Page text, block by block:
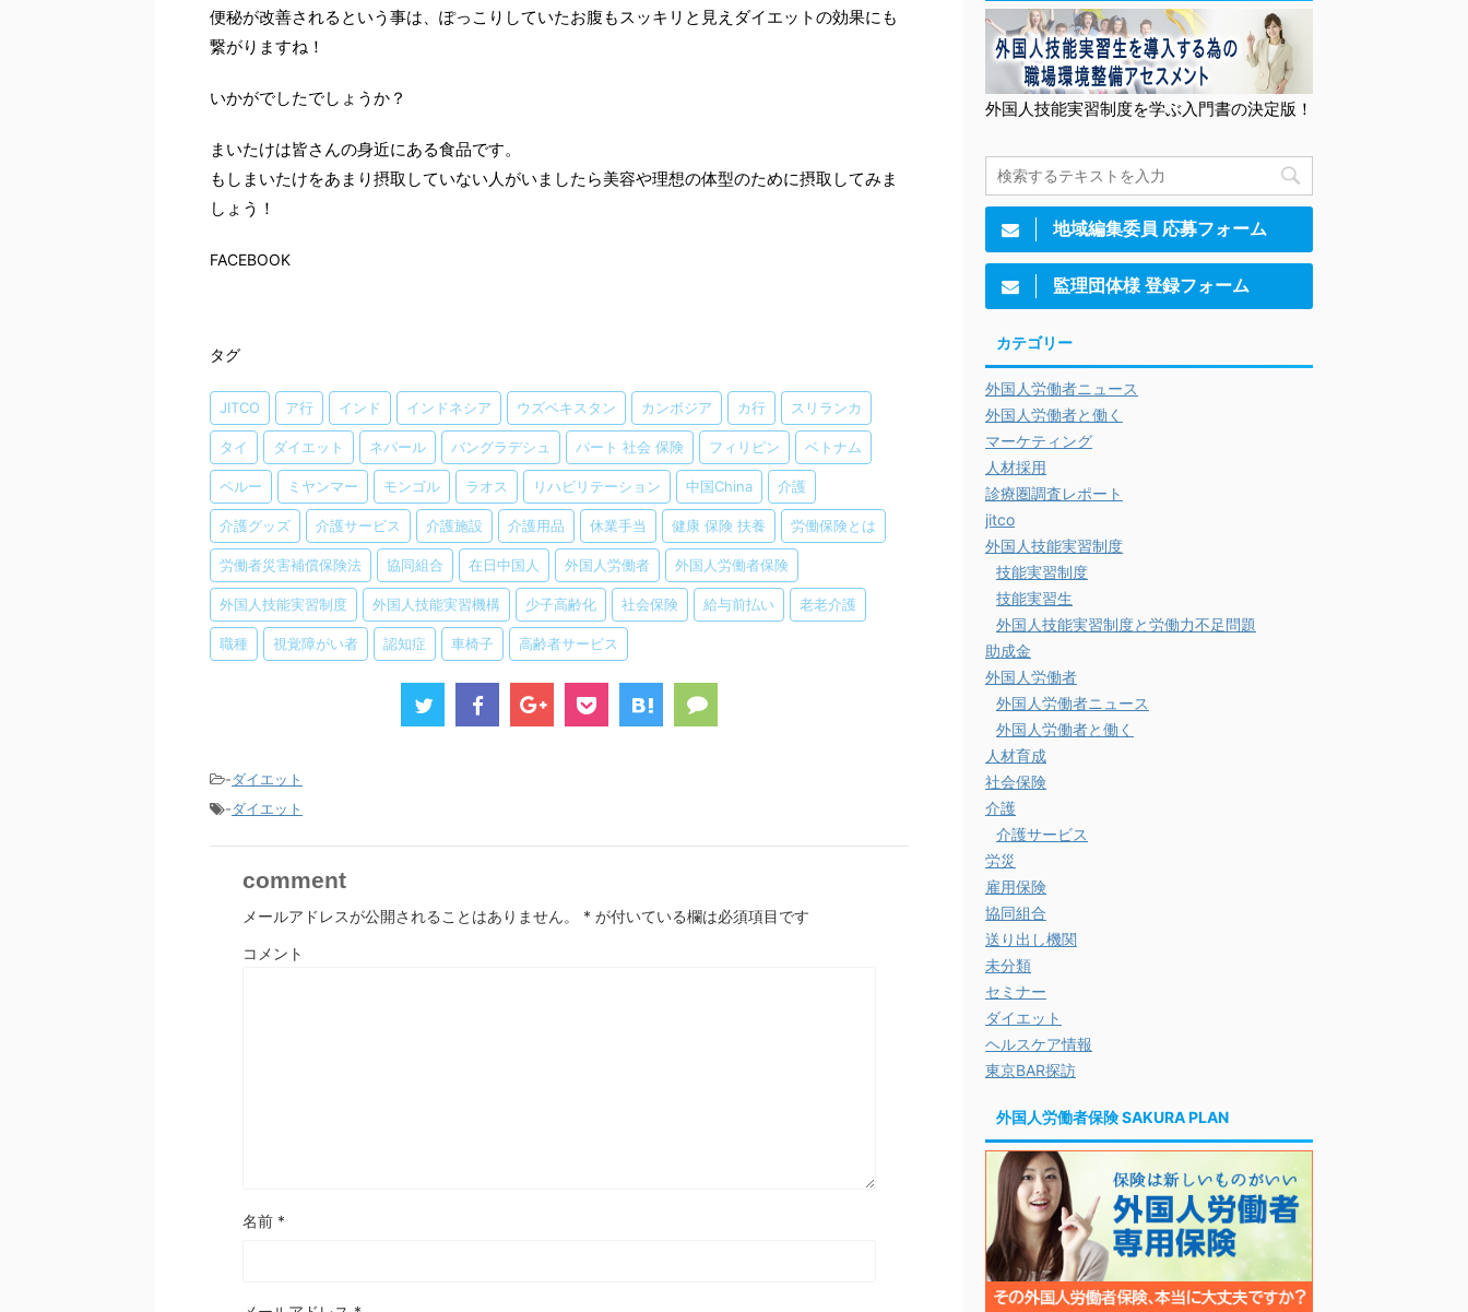
便秘が改善されるという事は、ぽっこりしていたお腹もスッキリと見えダイエットの効果にも
繋がりますね！
いかがでしたでしょうか？
まいたけは皆さんの身近にある食品です。
もしまいたけをあまり摂取していない人がいましたら美容や理想の体型のために摂取してみま
しょう！
FACEBOOK
タグ
JITCO ア行 インド インドネシア ウズベキスタン カンボジア カ行 スリランカ
タイ ダイエット ネパール バングラデシュ パート 社会 保険 フィリピン ベトナム
ペルー ミヤンマー モンゴル ラオス リハビリテーション 中国China 介護
介護グッズ 介護サービス 介護施設 介護用品 休業手当 健康 保険 扶養 労働保険とは
労働者災害補償保険法 協同組合 在日中国人 外国人労働者 外国人労働者保険
外国人技能実習制度 外国人技能実習機構 少子高齢化 社会保険 給与前払い 老老介護
職種 視覚障がい者 認知症 車椅子 高齢者サービス
-ダイエット
-ダイエット
comment
メールアドレスが公開されることはありません。 * が付いている欄は必須項目です
コメント
名前 *
外国人技能実習制度を学ぶ入門書の決定版！
地域編集委員 応募フォーム
監理団体様 登録フォーム
カテゴリー
外国人労働者ニュース
外国人労働者と働く
マーケティング
人材採用
診療圏調査レポート
jitco
外国人技能実習制度
技能実習制度
技能実習生
外国人技能実習制度と労働力不足問題
助成金
外国人労働者
外国人労働者ニュース
外国人労働者と働く
人材育成
社会保険
介護
介護サービス
労災
雇用保険
協同組合
送り出し機関
未分類
セミナー
ダイエット
ヘルスケア情報
東京BAR探訪
外国人労働者保険 SAKURA PLAN